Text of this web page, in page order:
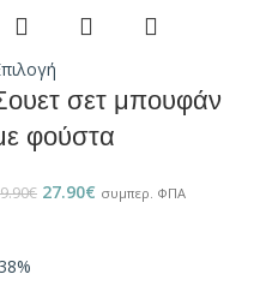
σετ μπουφάν
φούστα
€ 27.90€ συμπερ. ΦΠΑ